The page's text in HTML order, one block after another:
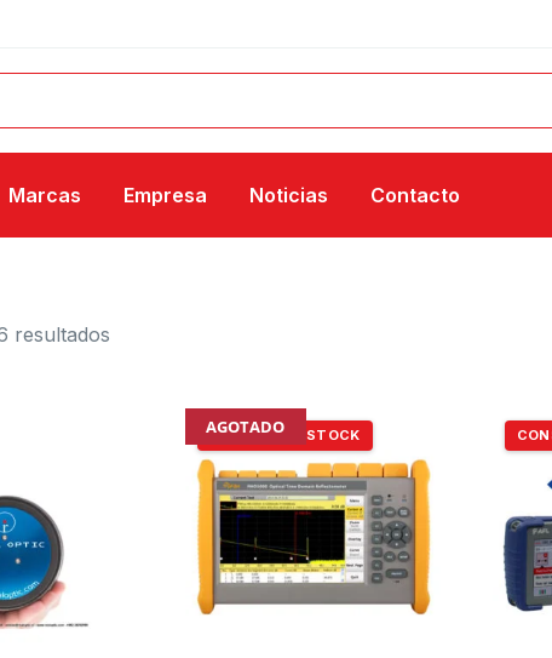
Marcas Empresa Noticias Contacto
resultados
CONSULTAR STOCK
AGOTADO